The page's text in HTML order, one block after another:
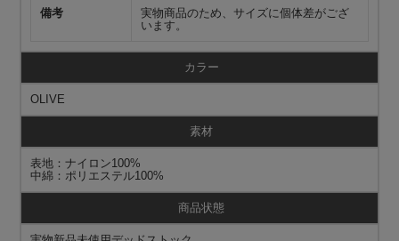
備考
実物商品のため、サイズに個体差がござ
います。
カラー
OLIVE
素材
表地：ナイロン100%
中綿：ポリエステル100%
商品状態